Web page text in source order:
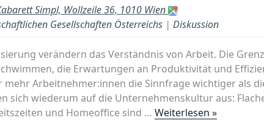
Simpl, Wollzeile 36, 1010 Wien
Gesellschaften Österreichs | Diskussion
verändern das Verständnis von Arbeit. Die
die Erwartungen an Produktivität und
Arbeitnehmer:innen die Sinnfrage wichtiger als
sich wiederum auf die Unternehmenskultur aus:
und Homeoffice sind … Weiterlesen »„Tipp: